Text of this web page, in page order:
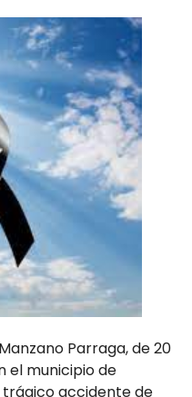
Parraga, de 20
el municipio de
trágico accidente de